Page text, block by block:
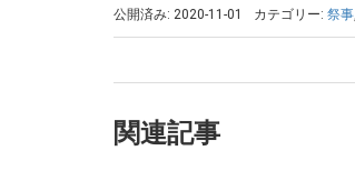
公開済み: 2020-11-01 カテゴリー: 祭事,
関連記事